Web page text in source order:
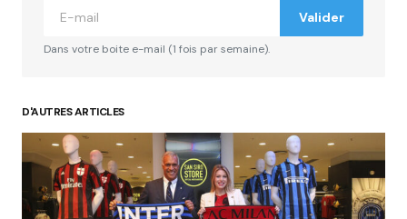
Your Name*
Your E-mail*
Valider
Dans votre boite e-mail (1 fois par semaine).
D'AUTRES ARTICLES